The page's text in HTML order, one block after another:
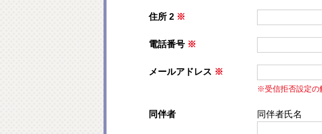
住所 2 ※
電話番号 ※
メールアドレス ※
※受信拒否設定の
同伴者 同伴者氏名